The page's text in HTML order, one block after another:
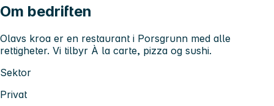
Om bedriften
Olavs kroa er en restaurant i Porsgrunn med alle
rettigheter. Vi tilbyr À la carte, pizza og sushi.
Sektor
Privat